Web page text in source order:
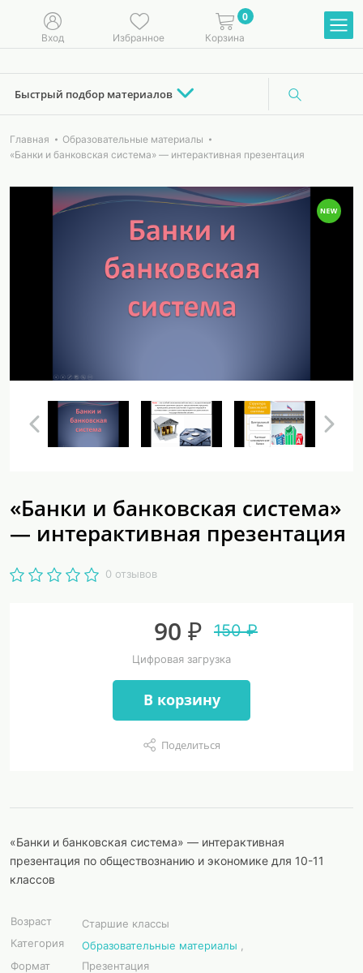
Вход Избранное
0
Корзина
Быстрый подбор материалов
Главная
Образовательные материалы
«Банки и банковская система» — интерактивная презентация
«Банки и банковская система»
— интерактивная презентация
0 отзывов
90 ₽ 150 ₽
Цифровая загрузка
В корзину
Поделиться
«Банки и банковская система» — интерактивная
презентация по обществознанию и экономике для 10-11
классов
Возраст
Старшие классы
Категория
Образовательные материалы
Формат
Презентация